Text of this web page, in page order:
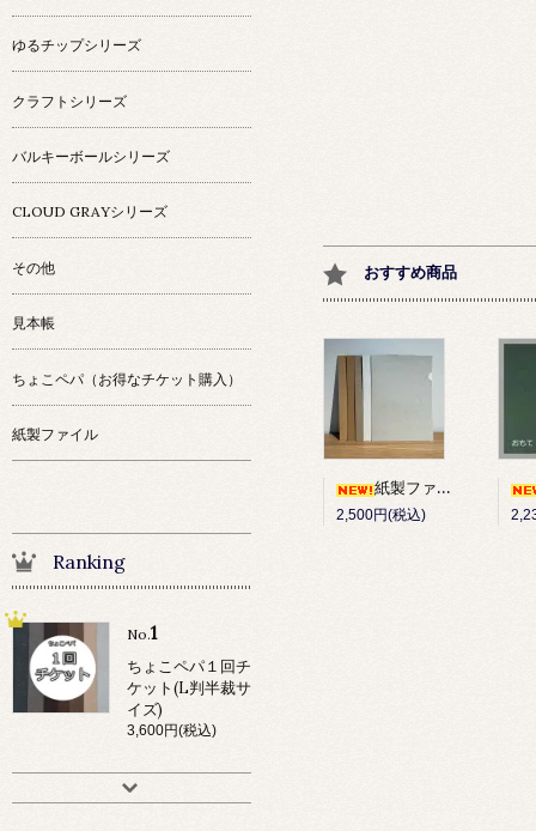
おすすめ商品
紙製ファイル 10枚セット
2,500円(税込)
ゆるチップシリーズ
クラフトシリーズ
バルキーボールシリーズ
CLOUD GRAYシリーズ
その他
見本帳
ちょこペパ（お得なチケット購入）
紙製ファイル
Ranking
No.1
ちょこペパ１回チ
ケット(L判半裁サ
イズ)
3,600円(税込)